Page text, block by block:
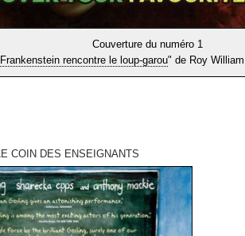
Couverture du numéro 1
Frankenstein rencontre le loup-garou" de Roy
LE COIN DES ENSEIGNANTS